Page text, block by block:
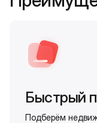
Быстрый
Подберём